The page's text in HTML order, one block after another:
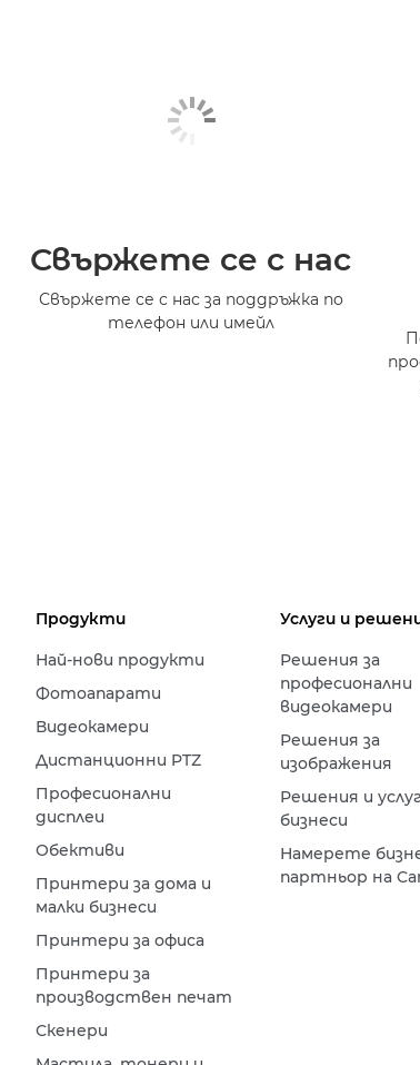
Свържете се с нас
Свържете се с нас за поддръжка по
телефон или имейл
Продукти
Най-нови продукти
Фотоапарати
Видеокамери
Дистанционни PTZ
Професионални
дисплеи
Обективи
Принтери за дома и
малки бизнеси
Принтери за офиса
Принтери за
производствен печат
Скенери
Услуги и
Решения за
професионални
видеокамери
Решения за
изображения
Решения и
бизнеси
Намерете
партньор на